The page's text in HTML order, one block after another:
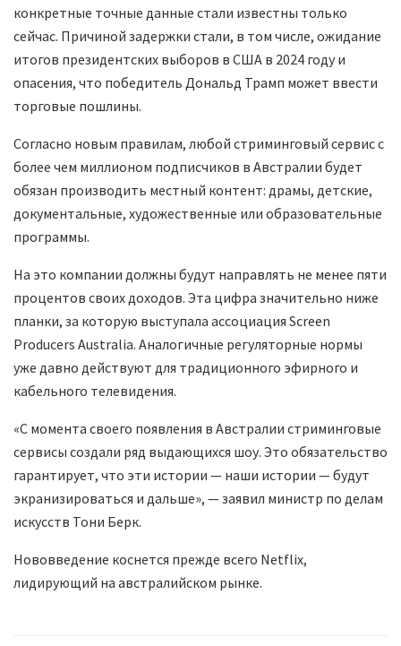
конкретные точные данные стали известны только
сейчас. Причиной задержки стали, в том числе, ожидание
итогов президентских выборов в США в 2024 году и
опасения, что победитель Дональд Трамп может ввести
торговые пошлины.
Согласно новым правилам, любой стриминговый сервис с
более чем миллионом подписчиков в Австралии будет
обязан производить местный контент: драмы, детские,
документальные, художественные или образовательные
программы.
На это компании должны будут направлять не менее пяти
процентов своих доходов. Эта цифра значительно ниже
планки, за которую выступала ассоциация Screen
Producers Australia. Аналогичные регуляторные нормы
уже давно действуют для традиционного эфирного и
кабельного телевидения.
«С момента своего появления в Австралии стриминговые
сервисы создали ряд выдающихся шоу. Это обязательство
гарантирует, что эти истории — наши истории — будут
экранизироваться и дальше», — заявил министр по делам
искусств Тони Берк.
Нововведение коснется прежде всего Netflix,
лидирующий на австралийском рынке.